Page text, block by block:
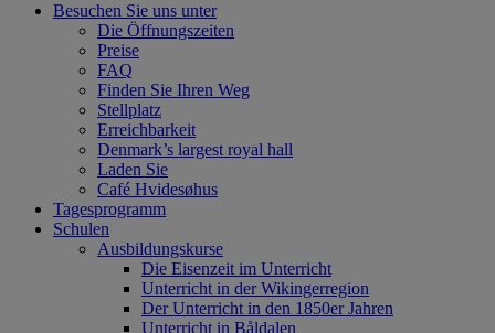
Besuchen Sie uns unter
Die Öffnungszeiten
Preise
FAQ
Finden Sie Ihren Weg
Stellplatz
Erreichbarkeit
Denmark’s largest royal hall
Laden Sie
Café Hvidesøhus
Tagesprogramm
Schulen
Ausbildungskurse
Die Eisenzeit im Unterricht
Unterricht in der Wikingerregion
Der Unterricht in den 1850er Jahren
Unterricht in Båldalen